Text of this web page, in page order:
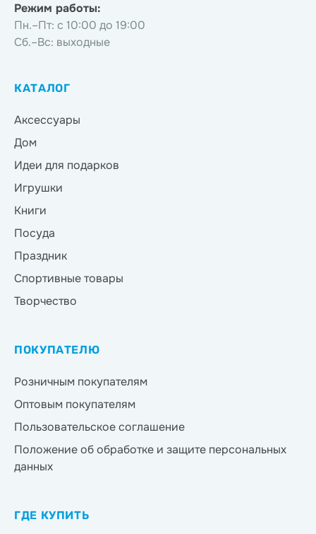
Режим работы:
Пн.–Пт: с 10:00 до 19:00
Сб.–Вс: выходные
КАТАЛОГ
Аксессуары
Дом
Идеи для подарков
Игрушки
Книги
Посуда
Праздник
Спортивные товары
Творчество
ПОКУПАТЕЛЮ
Розничным покупателям
Оптовым покупателям
Пользовательское соглашение
Положение об обработке и защите персональных
данных
ГДЕ КУПИТЬ